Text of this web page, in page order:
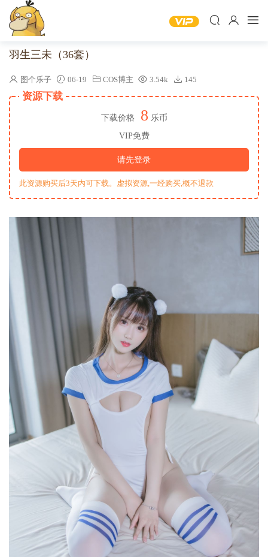
羽生三未（36套）
图个乐子 06-19 COS博主 3.54k 145
资源下载
下载价格 8 乐币
VIP免费
请先登录
此资源购买后3天内可下载。虚拟资源,一经购买,概不退款